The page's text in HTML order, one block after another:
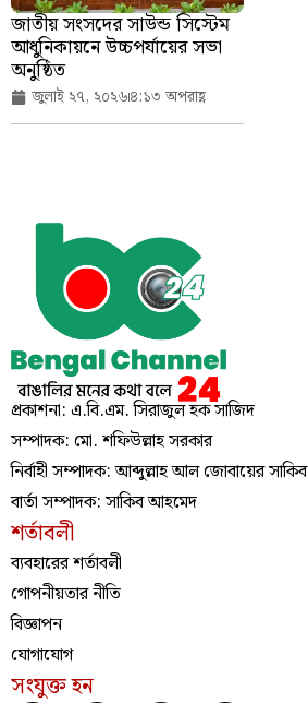
জাতীয় সংসদের সাউন্ড সিস্টেম
আধুনিকায়নে উচ্চপর্যায়ের সভা
অনুষ্ঠিত
জুলাই ২৭, ২০২৬৪:১৩ অপরাহ্ণ
প্রকাশনা: এ.বি.এম. সিরাজুল হক সাজিদ
সম্পাদক: মো. শফিউল্লাহ সরকার
নির্বাহী সম্পাদক: আব্দুল্লাহ আল জোবায়ের সাকিব
বার্তা সম্পাদক: সাকিব আহমেদ
শর্তাবলী
ব্যবহারের শর্তাবলী
গোপনীয়তার নীতি
বিজ্ঞাপন
যোগাযোগ
সংযুক্ত হন